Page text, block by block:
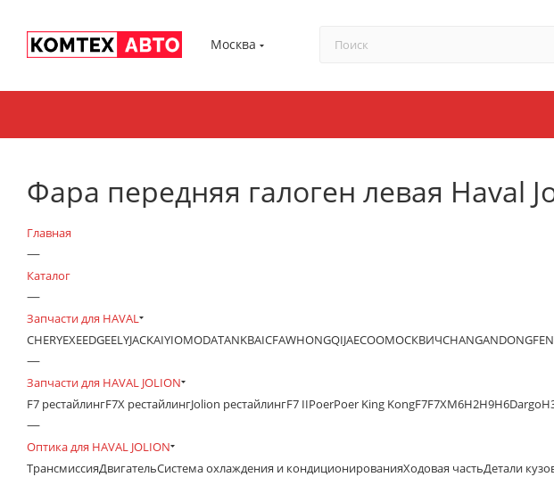
Москва
Фара передняя галоген левая Haval
Главная
—
Каталог
—
Запчасти для HAVAL
CHERYEXEEDGEELYJACKAIYIOMODATANKBAICFAWHONGQIJAECOOМОСКВИЧCHANGAN
—
Запчасти для HAVAL JOLION
F7 рестайлингF7X рестайлингJolion рестайлингF7 IIPoerPoer King KongF7F7XM6H2H9H6Dargo
—
Оптика для HAVAL JOLION
ТрансмиссияДвигательСистема охлаждения и кондиционированияХодовая частьДетали